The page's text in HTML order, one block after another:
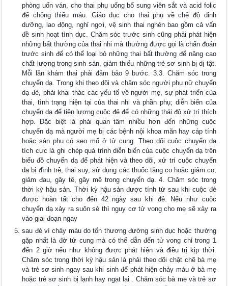
phòng uốn ván, cho thai phụ uống bổ sung viên sắt và acid folic
để chống thiếu máu. Giáo dục cho thai phụ về chế độ dinh
dưỡng, lao động, nghỉ ngơi, vệ sinh thai nghén bao gồm cả vấn
đề sinh hoạt tình dục. Chăm sóc trước sinh cũng phải phát hiện
những bất thường của thai nhi mà thường được gọi là chẩn đoán
trước sinh để có thể loại bỏ những thai bất thường để nâng cao
chất lượng trong sinh sản, giảm thiểu những trẻ sơ sinh bị dị tật.
Mỗi lần khám thai phải đảm bảo 9 bước. 3.3. Chăm sóc trong
chuyển dạ. Trong khi theo dõi và chăm sóc người phụ nữ chuyển
dạ đẻ, phải khai thác các yếu tố về người mẹ, sự phát triển của
thai, tình trạng hiện tại của thai nhi và phần phụ; diễn biến của
chuyển dạ để tiên lượng cuộc đẻ để có những thái độ xử trí thích
hợp. Đặc biệt là phải quan tâm nhiều hơn đến những cuộc
chuyển dạ mà người mẹ bị các bệnh nội khoa mãn hay cáp tính
hoặc sản phụ có sẹo mổ ở tử cung. Theo dõi cuộc chuyển dạ
tích cực là ghi chép quá trình diễn biến của cuộc chuyển dạ trên
biểu đồ chuyển dạ để phát hiện và theo dõi, xử trí cuộc chuyển
dạ bị đình trệ, thai suy, sử dụng các thuốc tăng co hoặc giảm co,
giảm đau, gây tê, gây mê trong chuyển dạ. 4. Chăm sóc trong
thời kỳ hậu sản. Thời kỳ hậu sản được tính từ sau khi cuộc đẻ
được hoàn tất cho đến 42 ngày sau khi đẻ. Nếu như cuộc
chuyển dạ xảy ra suôn sẻ thì nguy cơ tử vong cho mẹ sẽ xảy ra
vào giai đoạn ngay
sau đẻ vì chảy máu do tổn thương đường sinh dục hoặc thường
gặp nhất là đờ tử cung mà có thể dẫn đến tử vong chỉ trong 1
đến 2 giờ nếu như không được phát hiện và điều trị kịp thời.
Chăm sóc trong thời kỳ hậu sản là phải theo dõi chặt chẽ bà mẹ
và trẻ sơ sinh ngay sau khi sinh để phát hiện chảy máu ở bà mẹ
hoặc trẻ sơ sinh bị lạnh hay ngạt lại . Chăm sóc bà mẹ và trẻ sơ